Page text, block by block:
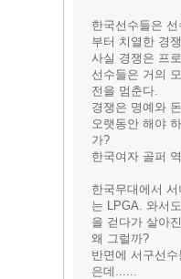
한국선수들은
부터 치열한 경
사실 경쟁은 프
선수들은 거의
전을 멈춘다.
경쟁은 명예와
오랫동안 해야
가?
한국여자 골퍼
한국무대에서
는 LPGA. 와서
을 걷다가 살아
왜 그럴까?
반면에 서구선
은데......